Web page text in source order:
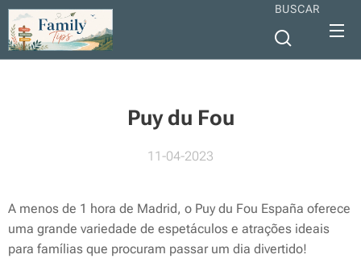
BUSCAR
Puy du Fou
11-04-2023
A menos de 1 hora de Madrid, o Puy du Fou España oferece
uma grande variedade de espetáculos e atrações ideais
para famílias que procuram passar um dia divertido!